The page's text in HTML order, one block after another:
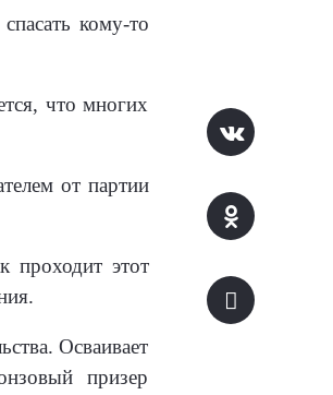
кому-то
что многих
от партии
проходит этот
Осваивает
призер